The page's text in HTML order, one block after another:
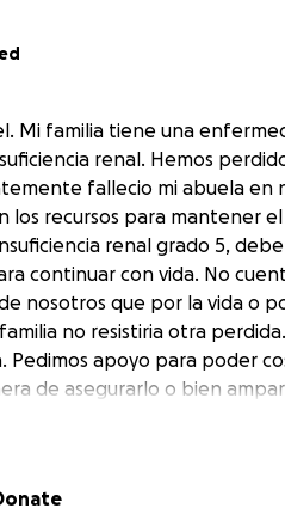
Mi familia tiene una
renal. Hemos
fallecio mi abuela en
los recursos para mantener
renal grado 5,
continuar con vida. No
nosotros que por la vida o
no resistiria otra
Pedimos apoyo para poder
de asegurarlo o bien
cantidad ayuda y lo